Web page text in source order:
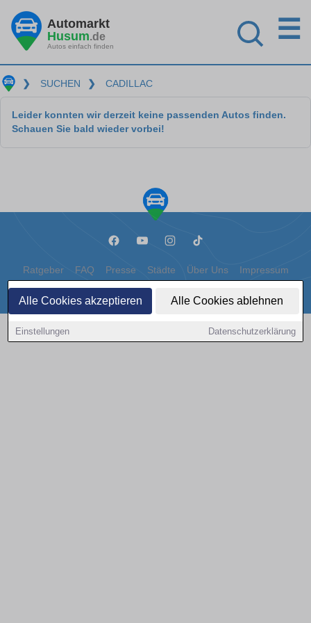
Alle Cookies akzeptieren Alle Cookies ablehnen
Einstellungen Datenschutzerklärung
Automarkt
Husum.de
Autos einfach finden
☰
❯ SUCHEN ❯ CADILLAC
Leider konnten wir derzeit keine passenden Autos finden.
Schauen Sie bald wieder vorbei!
Ratgeber FAQ Presse Städte Über Uns Impressum
Datenschutz Cookies
Copyright © 2000 - 2026 | 1A Infosysteme GmbH | Content by: 1a-sites-autos